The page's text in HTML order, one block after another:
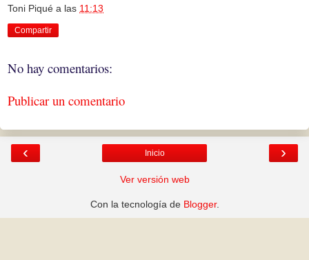
Toni Piqué a las 11:13
Compartir
No hay comentarios:
Publicar un comentario
‹ ›
Inicio
Ver versión web
Con la tecnología de Blogger.